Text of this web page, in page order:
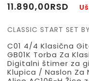
11.890,00RSD
CLASSIC START SET
C01 4/4 Klasična
GB01K Torba Za
Digitalni štimer za
Klupica / Naslon Za